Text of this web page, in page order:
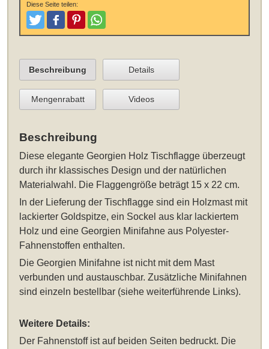
Diese Seite teilen:
TweetenPostenPinterestTeilen
Beschreibung Details
Mengenrabatt Videos
Beschreibung
Diese eleganteGeorgien Holz Tischflagge überzeugt
durch ihr klassisches Design und der natürlichen
Materialwahl. Die Flaggengröße beträgt 15 x 22 cm.
In der Lieferung der Tischflagge sind ein Holzmast mit
lackierter Goldspitze, ein Sockel aus klar lackiertem
Holz und eine Georgien Minifahne aus Polyester-
Fahnenstoffen enthalten.
Die Georgien Minifahne ist nicht mit dem Mast
verbunden und austauschbar. Zusätzliche Minifahnen
sind einzeln bestellbar (siehe weiterführende Links).
Weitere Details:
Der Fahnenstoff ist auf beiden Seiten bedruckt. Die